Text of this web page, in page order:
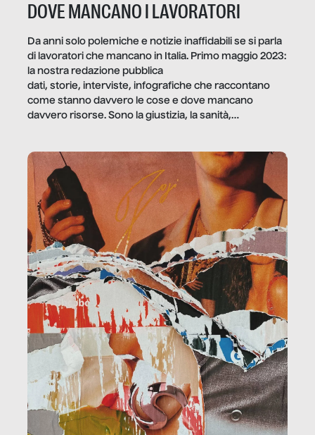
DOVE MANCANO I LAVORATORI
Da anni solo polemiche e notizie inaffidabili se si parla
di lavoratori che mancano in Italia. Primo maggio 2023:
la nostra redazione pubblica
dati, storie, interviste, infografiche che raccontano
come stanno davvero le cose e dove mancano
davvero risorse. Sono la giustizia, la sanità,